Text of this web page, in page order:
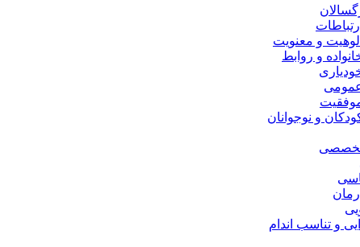
و معنویت
و روابط
و نوجوانان
تخصصی
و تناسب اندام